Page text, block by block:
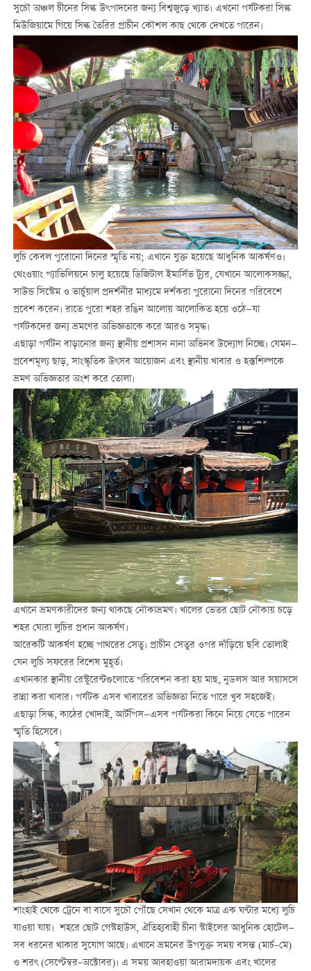
সুচৌ অঞ্চল চীনের সিল্ক উৎপাদনের জন্য বিশ্বজুড়ে খ্যাত। এখনো পর্যটকরা সিল্ক
মিউজিয়ামে গিয়ে সিল্ক তৈরির প্রাচীন কৌশল কাছ থেকে দেখতে পারেন।
লুচি কেবল পুরোনো দিনের স্মৃতি নয়; এখানে যুক্ত হয়েছে আধুনিক আকর্ষণও।
থেংওয়াং প্যাভিলিয়নে চালু হয়েছে ডিজিটাল ইমার্সিভ ট্যুর, যেখানে আলোকসজ্জা,
সাউন্ড সিস্টেম ও ভার্চুয়াল প্রদর্শনীর মাধ্যমে দর্শকরা পুরোনো দিনের পরিবেশে
প্রবেশ করেন। রাতে পুরো শহর রঙিন আলোয় আলোকিত হয়ে ওঠে—যা
পর্যটকদের জন্য ভ্রমণের অভিজ্ঞতাকে করে আরও সমৃদ্ধ।
এছাড়া পর্যটন বাড়ানোর জন্য স্থানীয় প্রশাসন নানা অভিনব উদ্যোগ নিচ্ছে। যেমন—
প্রবেশমূল্য ছাড়, সাংস্কৃতিক উৎসব আয়োজন এবং স্থানীয় খাবার ও হস্তশিল্পকে
ভ্রমণ অভিজ্ঞতার অংশ করে তোলা।
এখানে ভ্রমণকারীদের জন্য থাকছে নৌকাভ্রমণ। খালের ভেতর ছোট নৌকায় চড়ে
শহর ঘোরা লুচির প্রধান আকর্ষণ।
আরেকটি আকর্ষণ হচ্ছে পাথরের সেতু। প্রাচীন সেতুর ওপর দাঁড়িয়ে ছবি তোলাই
যেন লুচি সফরের বিশেষ মুহূর্ত।
এখানকার স্থানীয় রেস্টুরেন্টগুলোতে পরিবেশন করা হয় মাছ, নুডলস আর সয়াসসে
রান্না করা খাবার। পর্যটক এসব খাবারের অভিজ্ঞতা নিতে পারে খুব সহজেই।
এছাড়া সিল্ক, কাঠের খোদাই, আর্টপিস—এসব পর্যটকরা কিনে নিয়ে যেতে পারেন
স্মৃতি হিসেবে।
শাংহাই থেকে ট্রেনে বা বাসে সুচৌ পৌঁছে সেখান থেকে মাত্র এক ঘণ্টার মধ্যে লুচি
যাওয়া যায়। শহরে ছোট গেস্টহাউস, ঐতিহ্যবাহী চীনা স্টাইলের আধুনিক হোটেল—
সব ধরনের থাকার সুযোগ আছে। এখানে ভ্রমনের উপযুক্ত সময় বসন্ত (মার্চ–মে)
ও শরৎ (সেপ্টেম্বর–অক্টোবর)। এ সময় আবহাওয়া আরামদায়ক এবং খালের